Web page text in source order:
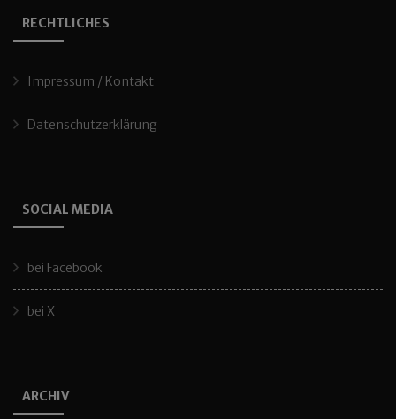
RECHTLICHES
Impressum / Kontakt
Datenschutzerklärung
SOCIAL MEDIA
bei Facebook
bei X
ARCHIV